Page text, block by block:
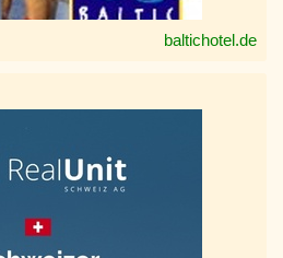
baltichotel.de